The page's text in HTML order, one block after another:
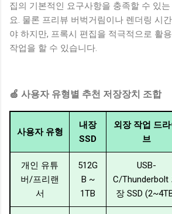
집의 기본적인 요구사항을 충족할 수 있
요. 물론 프리뷰 버벅거림이나 렌더링 시
야 하지만, 프록시 편집을 적극적으로 활
작업을 할 수 있습니다.
🍏 사용자 유형별 추천 저장장치 조합
사용자 유형
내장
SSD
외장 작업 드라
브
개인 유튜
버/프리랜
서
512G
B ~
1TB
USB-
C/Thunderbolt
장 SSD